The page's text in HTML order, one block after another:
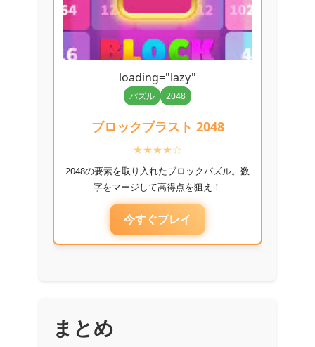
loading="lazy"
パズル 2048
ブロックブラスト 2048
★★★★☆
2048の要素を取り入れたブロックパズル。数
字をマージして高得点を狙え！
今すぐプレイ
まとめ